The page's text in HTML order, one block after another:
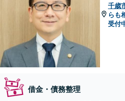
千歳
らも
受付
借金・債務整理